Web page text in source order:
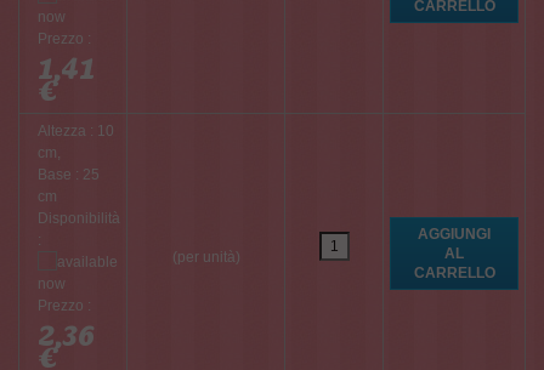
Prezzo :
1,41
€
Altezza : 10
cm,
Base : 25
cm
Disponibilità
:
Prezzo :
2,36
€
(per unità)